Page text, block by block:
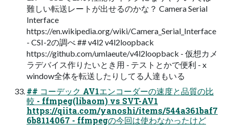
難しい転送レートが出せるのかな？ Camera Serial
Interface
https://en.wikipedia.org/wiki/Camera_Serial_Interface
- CSI-2の調べ ## v4l2 v4l2loopback
https://github.com/umlaeute/v4l2loopback - 仮想カメ
ラデバイス作りたいとき用 - テストとかで便利 - x
window全体を転送したりしてる人達もいる
## コーデック AV1エンコーダーの速度と品質の比
較 - ffmpeg(libaom) vs SVT-AV1
https://qiita.com/yanoshi/items/544a361baf7
6b8114067 - ffmpegの今回は使わなかったけど